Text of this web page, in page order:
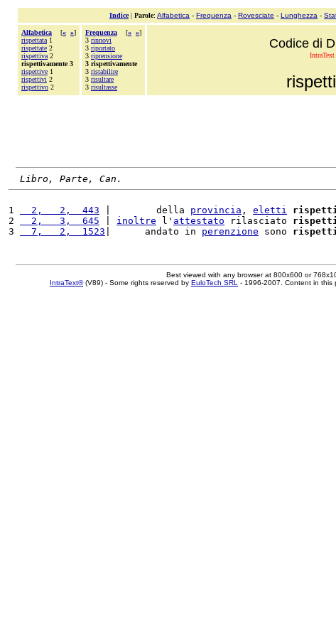
Indice| Parole: Alfabetica - Frequenza - Rovesciate - Lunghezza -
Alfabetica [« »]
rispettata 1
rispettate 2
rispettiva 2
rispettivamente 3
rispettive 1
rispettivi 2
rispettivo 2
Frequenza [« »]
3 rinnovi
3 riportato
3 riprensione
3 rispettivamente
3 ristabilire
3 risultare
3 risultasse
Codice di
IntraText
Libro, Parte, Can.
1
  2,   2,  443
|        della provincia , eletti
2
  2,   3,  645
inoltre l' attestato rilasciato
3
  7,   2,  1523
|      andato in perenzione sono
Best viewed with any browser at 800x600 or
IntraText®(V89) - Some rights reserved by EuloTech SRL - 1996-2007. Content in this